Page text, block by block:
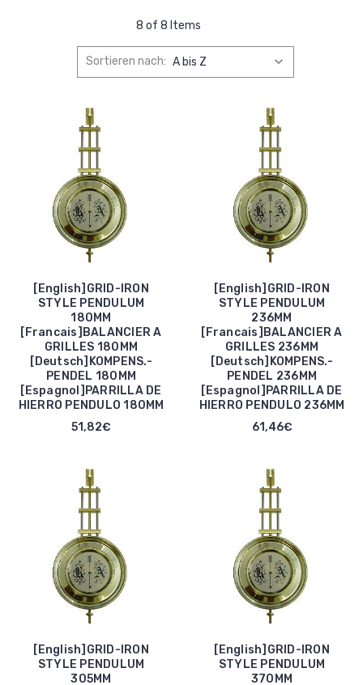
8 of 8 Items
Sortieren nach:
[English]GRID-IRON
STYLE PENDULUM
180MM
[Francais]BALANCIER A
GRILLES 180MM
[Deutsch]KOMPENS.-
PENDEL 180MM
[Espagnol]PARRILLA DE
HIERRO PENDULO 180MM
51,82€
[English]GRID-IRON
STYLE PENDULUM
236MM
[Francais]BALANCIER A
GRILLES 236MM
[Deutsch]KOMPENS.-
PENDEL 236MM
[Espagnol]PARRILLA DE
HIERRO PENDULO 236MM
61,46€
[English]GRID-IRON
STYLE PENDULUM
305MM
[English]GRID-IRON
STYLE PENDULUM
370MM